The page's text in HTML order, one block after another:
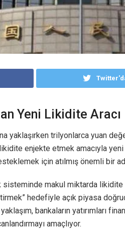
Yeni Likidite Aracı
yaklaşırken trilyonlarca yuan
enjekte etmek amacıyla yeni
için atılmış önemli bir
sisteminde makul miktarda
hedefiyle açık piyasa
bankaların yatırımları
amaçlıyor.